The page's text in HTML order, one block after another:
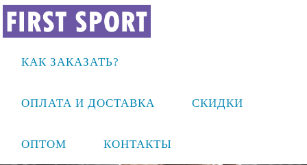
КАК ЗАКАЗАТЬ?
ОПЛАТА И ДОСТАВКА СКИДКИ
ОПТОМ КОНТАКТЫ